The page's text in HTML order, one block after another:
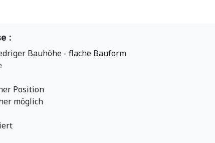
:
Bauhöhe - flache Bauform
Position
möglich